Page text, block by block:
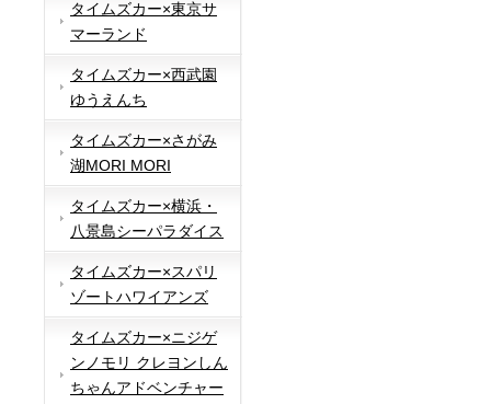
タイムズカー×東京サ
マーランド
タイムズカー×西武園
ゆうえんち
タイムズカー×さがみ
湖MORI MORI
タイムズカー×横浜・
八景島シーパラダイス
タイムズカー×スパリ
ゾートハワイアンズ
タイムズカー×ニジゲ
ンノモリ クレヨンしん
ちゃんアドベンチャー